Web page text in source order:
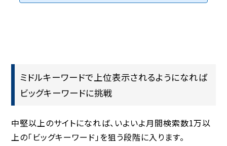
ミドルキーワードで上位表示されるようになれば
ビッグキーワードに挑戦
中堅以上のサイトになれば、いよいよ月間検索数1万以
上の「ビッグキーワード」を狙う段階に入ります。